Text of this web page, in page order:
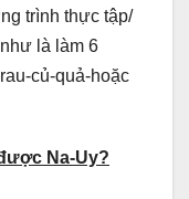
trình thực tập/
là làm 6
củ-quả-hoặc
Na-Uy?